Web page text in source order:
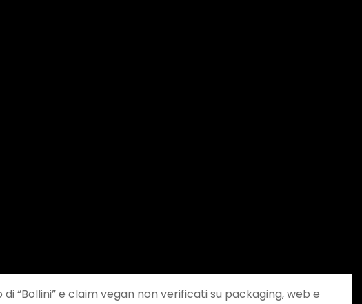
“Bollini” e claim vegan non verificati su packaging, web e